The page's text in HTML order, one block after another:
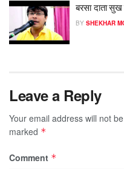
बरसा दाता
BY SHEKHAR
Leave a Reply
Your email address will not
marked *
Comment *